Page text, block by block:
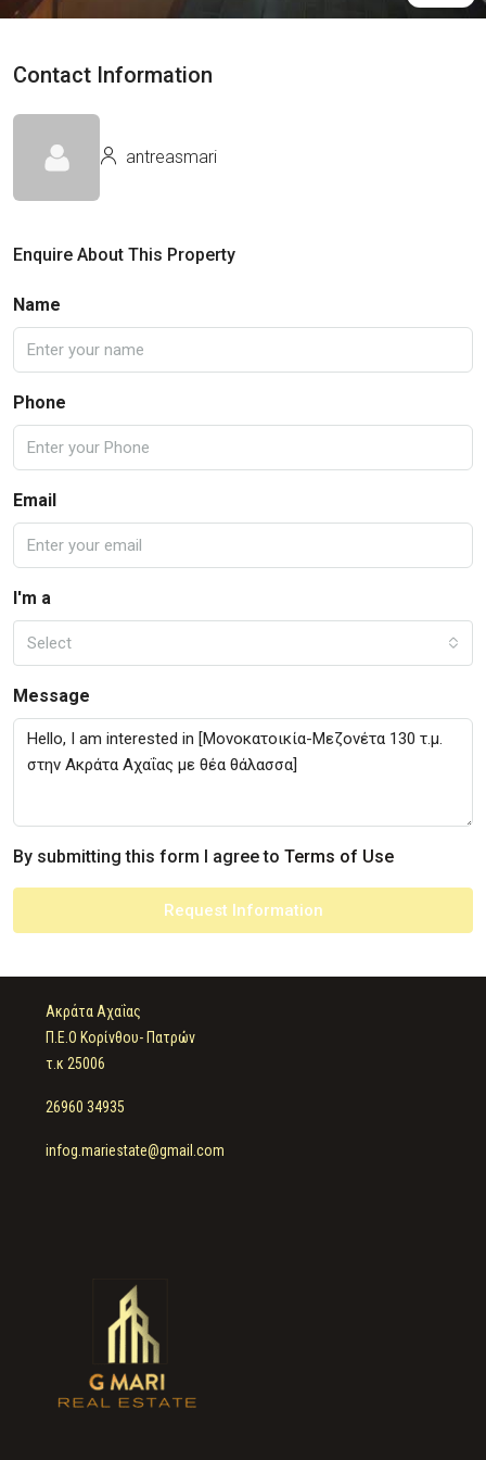
Contact Information
antreasmari
Enquire About This Property
Name
Phone
Email
I'm a
Select
Message
By submitting this form I agree to Terms of Use
Request Information
Ακράτα Αχαΐας
Π.Ε.Ο Κορίνθου- Πατρών
τ.κ 25006
26960 34935
infog.mariestate@gmail.com